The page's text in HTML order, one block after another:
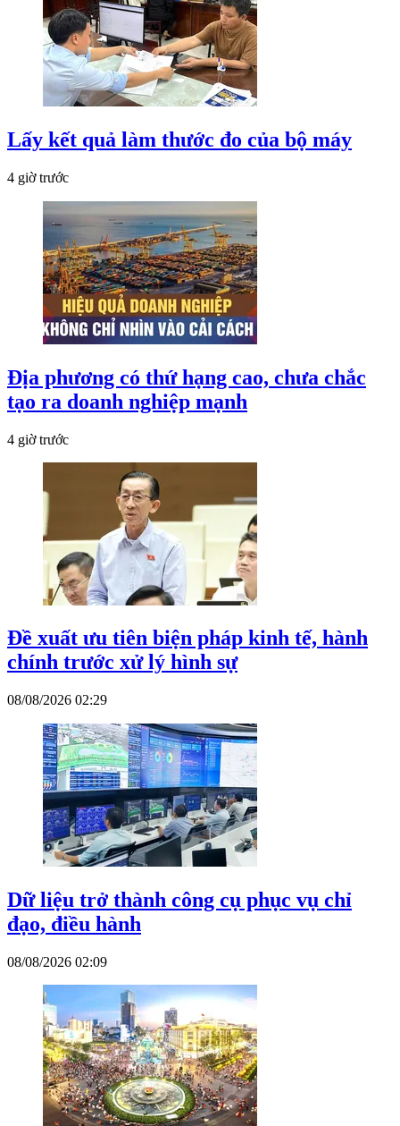
Lấy kết quả làm thước đo của bộ máy
4 giờ trước
Địa phương có thứ hạng cao, chưa chắc
tạo ra doanh nghiệp mạnh
4 giờ trước
Đề xuất ưu tiên biện pháp kinh tế, hành
chính trước xử lý hình sự
08/08/2026 02:29
Dữ liệu trở thành công cụ phục vụ chỉ
đạo, điều hành
08/08/2026 02:09